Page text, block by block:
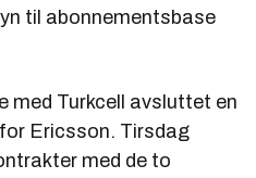
til abonnementsbase
med Turkcell avsluttet en
Ericsson. Tirsdag
med de to